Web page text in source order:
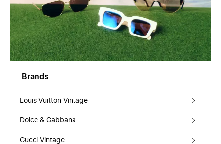
Brands
Louis Vuitton Vintage
Dolce & Gabbana
Gucci Vintage